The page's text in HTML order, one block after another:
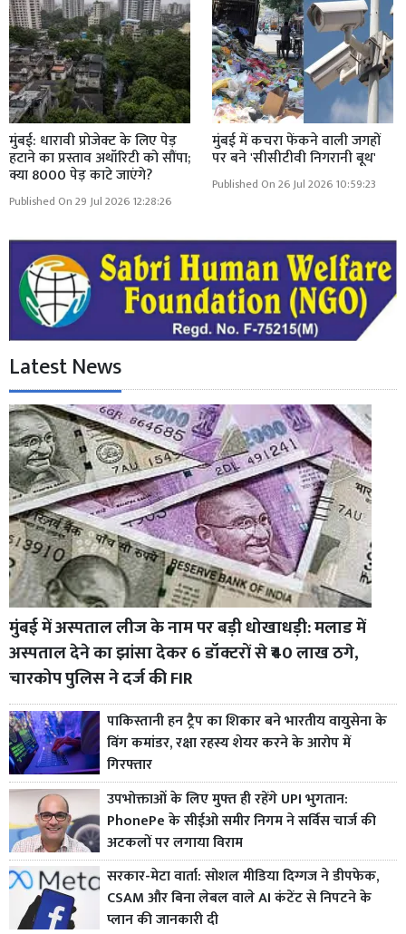
मुंबई: धारावी प्रोजेक्ट के लिए पेड़
हटाने का प्रस्ताव अथॉरिटी को सौंपा;
क्या 8000 पेड़ काटे जाएंगे?
Published On 29 Jul 2026 12:28:26
मुंबई में कचरा फेंकने वाली जगहों
पर बने 'सीसीटीवी निगरानी बूथ'
Published On 26 Jul 2026 10:59:23
Latest News
मुंबई में अस्पताल लीज के नाम पर बड़ी धोखाधड़ी: मलाड में
अस्पताल देने का झांसा देकर 6 डॉक्टरों से ₹40 लाख ठगे,
चारकोप पुलिस ने दर्ज की FIR
पाकिस्तानी हन ट्रैप का शिकार बने भारतीय वायुसेना के
विंग कमांडर, रक्षा रहस्य शेयर करने के आरोप में
गिरफ्तार
उपभोक्ताओं के लिए मुफ्त ही रहेंगे UPI भुगतान:
PhonePe के सीईओ समीर निगम ने सर्विस चार्ज की
अटकलों पर लगाया विराम
सरकार-मेटा वार्ता: सोशल मीडिया दिग्गज ने डीपफेक,
CSAM और बिना लेबल वाले AI कंटेंट से निपटने के
प्लान की जानकारी दी